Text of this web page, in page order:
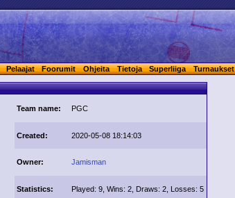
Pelaajat Foorumit Ohjeita Tietoja Superliiga Turnaukset
Team name: PGC
Created: 2020-05-08 18:14:03
Owner: Jamisman
Statistics: Played: 9, Wins: 2, Draws: 2, Losses: 5